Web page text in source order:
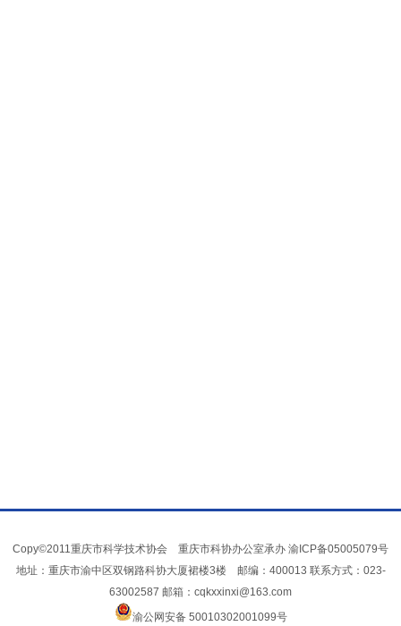
Copy©2011重庆市科学技术协会 重庆市科协办公室承办 渝ICP备05005079号
地址：重庆市渝中区双钢路科协大厦裙楼3楼 邮编：400013 联系方式：023-
63002587 邮箱：cqkxxinxi@163.com
渝公网安备 50010302001099号